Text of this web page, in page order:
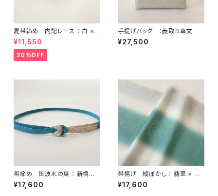
夏帯締め 内記レース ： 白 ×
水色
¥11,550
30%OFF
手提げバッグ ：菱取り華文
¥27,500
帯締め 笹波木の葉 ： 新橋色
× 白 × 橙
¥17,600
帯揚げ 縦ぼかし ： 翡翠 × 白
鼠
¥17,600